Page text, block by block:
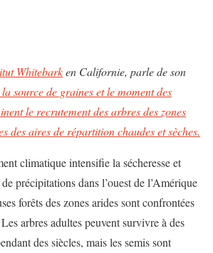
Whitebarken Californie, parle de son
source de graines et le moment des
le recrutement des arbres des zones
des aires de répartition chaudes et sèches.
climatique intensifie la sécheresse et
précipitations dans l’ouest de l’Amérique
forêts des zones arides sont confrontées
arbres adultes peuvent survivre à des
des siècles, mais les semis sont